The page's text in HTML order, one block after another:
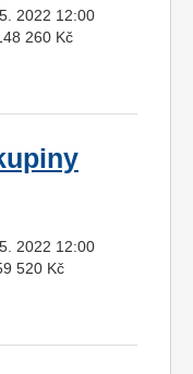
2022 12:00
260 Kč
2022 12:00
520 Kč